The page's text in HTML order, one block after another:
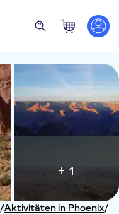
/Aktivitäten in Phoenix/
+ 1